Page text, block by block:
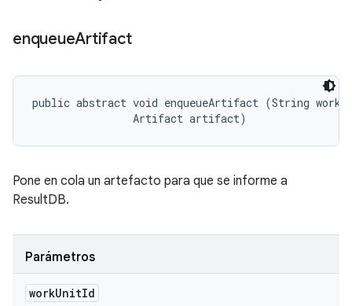
enqueueArtifact
public abstract void enqueueArtifact (String
                Artifact artifact)
Pone en cola un artefacto para que se informe a
ResultDB.
Parámetros
workUnitId